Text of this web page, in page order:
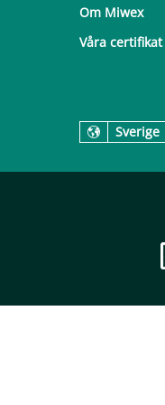
Om Miwex
Våra certifikat
Sverige